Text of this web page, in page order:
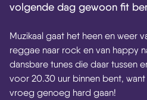
volgende dag gewoon fit
Muzikaal gaat het heen en weer
reggae naar rock en van happy
dansbare tunes die daar tussen
voor 20.30 uur binnen bent,
vroeg genoeg hard gaan!